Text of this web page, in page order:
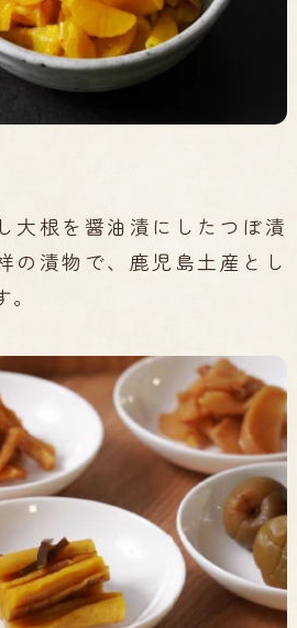
大根を醤油漬にしたつぼ漬
の漬物で、鹿児島土産とし